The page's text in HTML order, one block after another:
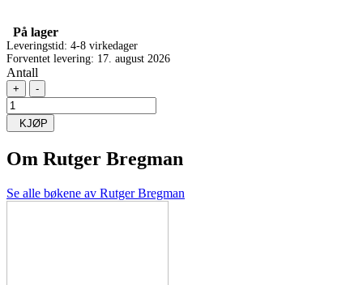
På lager
Leveringstid: 4-8 virkedager
Forventet levering: 17. august 2026
Antall
+ -
KJØP
Om Rutger Bregman
Se alle bøkene av Rutger Bregman